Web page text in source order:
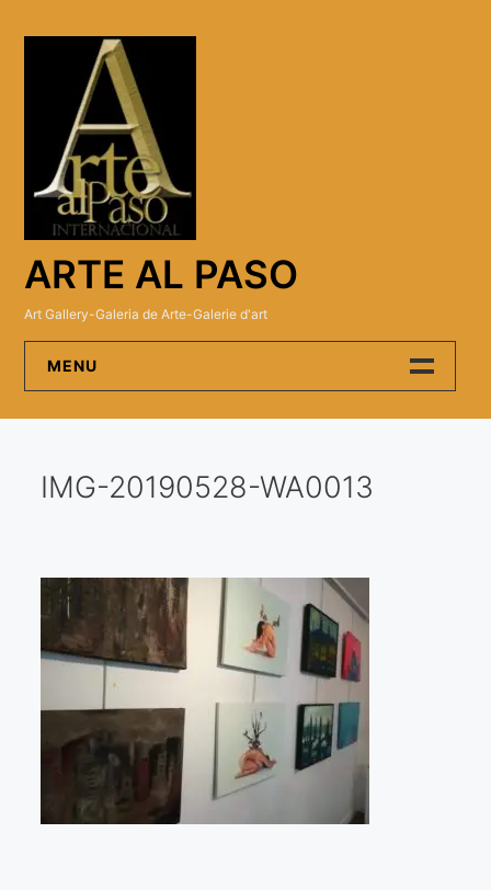
ARTE AL PASO
Art Gallery-Galeria de Arte-Galerie d'art
MENU
Artistas
Visitas a los ateliers o talleres de artistas
Presse
Qué dicen de nosotros?
Aviso legal
Política de cookies
Expositions
IMG-20190528-WA0013